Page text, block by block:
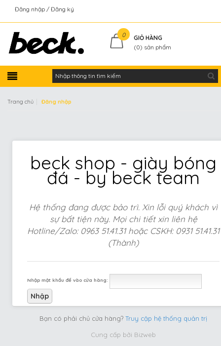
Đăng nhập Đăng ký
0
GIỎ HÀNG
(0) sản phẩm
Trang chủ Đăng nhập
beck shop - giày bóng
đá - by beck team
Hệ thống đang được bảo trì. Xin lỗi quý khách vì
sự bất tiện này. Mọi chi tiết xin liên hệ
Hotline/Zalo: 0963 51.41.31 hoặc CSKH: 0931 51.41.31
(Thành)
Nhập mật khẩu để vào cửa hàng:
Bạn có phải chủ cửa hàng? Truy cập hệ thống quản trị
Cung cấp bởi Bizweb